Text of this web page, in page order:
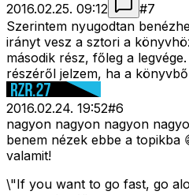
2016.02.25. 09:12
#7
Szerintem nyugodtan
irányt vesz a sztori a
második rész, főleg a
részéről jelzem, ha a
2016.02.24. 19:52#6
nagyon nagyon nagyon
benem nézek ebbe a topikba
valamit!
\"If you want to go fast, go